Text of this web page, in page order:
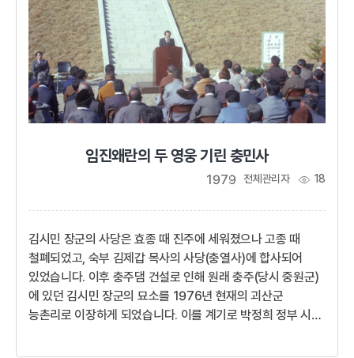
임진왜란의 두 영웅 기린 충민사
전체관리자 18
1979
김시민 장군의 사당은 효종 때 진주에 세워졌으나 고종 때
철폐되었고, 숙부 김제갑 목사의 사당(충열사)에 합사되어
있었습니다. 이후 충주댐 건설로 인해 원래 충주(당시 중원군)
에 있던 김시민 장군의 묘소를 1976년 현재의 괴산군
능촌리로 이장하게 되었습니다. 이를 계기로 박정희 정부 시절
묘역과 함께 새로운 충민사 사당이 전면 준공되었습니다.괴산